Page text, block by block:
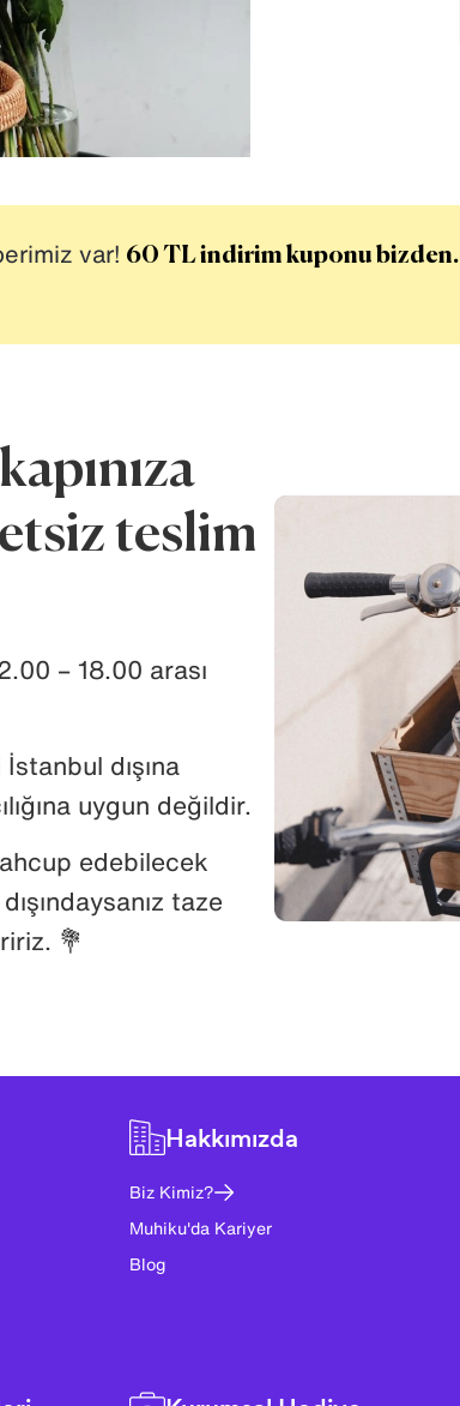
var! 60 TL indirim kuponu bizden.
teslim
– 18.00 arası
dışına
uygun değildir.
edebilecek
taze
💐
Hakkımızda
Biz Kimiz?
Muhiku'da Kariyer
Blog